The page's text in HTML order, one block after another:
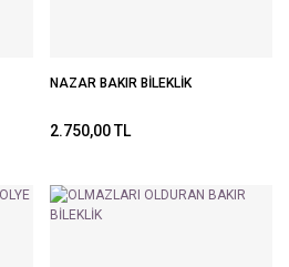
NAZAR BAKIR BİLEKLİK
2.750,00 TL